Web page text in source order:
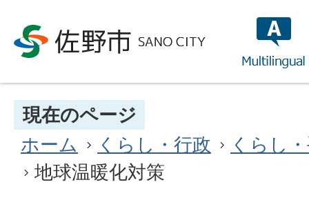
現在のページ
ホーム
くらし・行政
くらし
地球温暖化対策